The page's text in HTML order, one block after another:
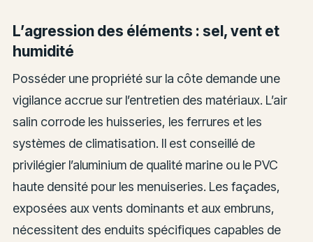
L’agression des éléments : sel, vent et
humidité
Posséder une propriété sur la côte demande une
vigilance accrue sur l’entretien des matériaux. L’air
salin corrode les huisseries, les ferrures et les
systèmes de climatisation. Il est conseillé de
privilégier l’aluminium de qualité marine ou le PVC
haute densité pour les menuiseries. Les façades,
exposées aux vents dominants et aux embruns,
nécessitent des enduits spécifiques capables de